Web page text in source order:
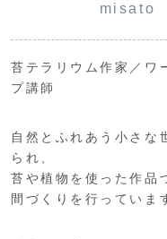
misato
苔テラリウム作家／ワ
プ講師
自然とふれあう小さな
られ、
苔や植物を使った作品
間づくりを行っていま